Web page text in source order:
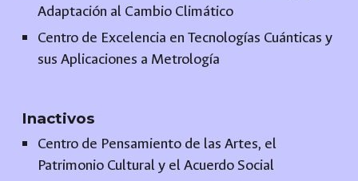
Adaptación al Cambio Climático
Centro de Excelencia en Tecnologías Cuánticas y
sus Aplicaciones a Metrología
Inactivos
Centro de Pensamiento de las Artes, el
Patrimonio Cultural y el Acuerdo Social